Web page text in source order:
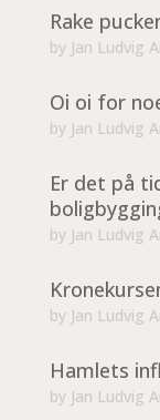
Rake
by Jan Ludvig
Oi oi for
by Jan Ludvig
Er det på
by Jan Ludvig
by Jan Ludvig
Hamlets
by Jan Ludvig